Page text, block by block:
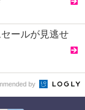
ールが見逃せ
by